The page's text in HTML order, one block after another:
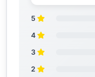
5
4
3
2